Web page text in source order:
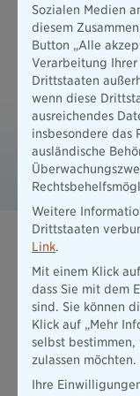
Mietobjekt
Gewissens
gelassen angehen.
Downloads
B 299357
PDF / 249
Muster-
Hier finden Sie
Sozialen Medien
diesem
Button „Alle
Verarbeitung
Drittstaaten
wenn diese
ausreichendes
insbesondere das
ausländische
Weitere
Drittstaaten
Link.
Mit einem Klick
dass Sie mit dem
sind. Sie können
Klick auf „Mehr
selbst bestimmen,
zulassen möchten.
Ihre